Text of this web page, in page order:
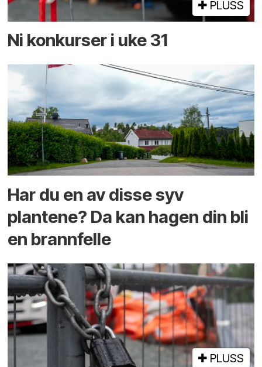
PLUSS
Ni konkurser i uke 31
Har du en av disse syv
plantene? Da kan hagen din bli
en brannfelle
PLUSS